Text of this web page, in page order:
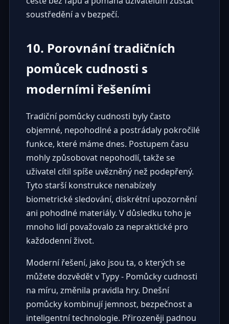
soustředění a v bezpečí.
10. Porovnání tradičních
pomůcek cudnosti s
moderními řešeními
Tradiční pomůcky cudnosti byly často
objemné, nepohodlné a postrádaly pokročilé
funkce, které máme dnes. Postupem času
mohly způsobovat nepohodlí, takže se
uživatel cítil spíše uvězněný než podepřený.
Tyto starší konstrukce nenabízely
biometrické sledování, diskrétní upozornění
ani pohodlné materiály. V důsledku toho je
mnoho lidí považovalo za nepraktické pro
každodenní život.
Moderní řešení, jako jsou ta, o kterých se
můžete dozvědět vTypy - Pomůcky cudnosti
na míru, změnila pravidla hry. Dnešní
pomůcky kombinují jemnost, bezpečnost a
inteligentní technologie. Přirozeněji padnou